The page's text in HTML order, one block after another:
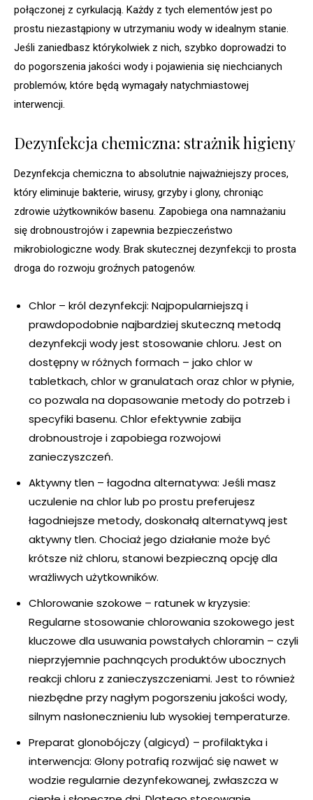
połączonej z cyrkulacją. Każdy z tych elementów jest po
prostu niezastąpiony w utrzymaniu wody w idealnym stanie.
Jeśli zaniedbasz którykolwiek z nich, szybko doprowadzi to
do pogorszenia jakości wody i pojawienia się niechcianych
problemów, które będą wymagały natychmiastowej
interwencji.
Dezynfekcja chemiczna: strażnik higieny
Dezynfekcja chemiczna to absolutnie najważniejszy proces,
który eliminuje bakterie, wirusy, grzyby i glony, chroniąc
zdrowie użytkowników basenu. Zapobiega ona namnażaniu
się drobnoustrojów i zapewnia bezpieczeństwo
mikrobiologiczne wody. Brak skutecznej dezynfekcji to prosta
droga do rozwoju groźnych patogenów.
Chlor – król dezynfekcji: Najpopularniejszą i
prawdopodobnie najbardziej skuteczną metodą
dezynfekcji wody jest stosowanie chloru. Jest on
dostępny w różnych formach – jako chlor w
tabletkach, chlor w granulatach oraz chlor w płynie,
co pozwala na dopasowanie metody do potrzeb i
specyfiki basenu. Chlor efektywnie zabija
drobnoustroje i zapobiega rozwojowi
zanieczyszczeń.
Aktywny tlen – łagodna alternatywa: Jeśli masz
uczulenie na chlor lub po prostu preferujesz
łagodniejsze metody, doskonałą alternatywą jest
aktywny tlen. Chociaż jego działanie może być
krótsze niż chloru, stanowi bezpieczną opcję dla
wrażliwych użytkowników.
Chlorowanie szokowe – ratunek w kryzysie:
Regularne stosowanie chlorowania szokowego jest
kluczowe dla usuwania powstałych chloramin – czyli
nieprzyjemnie pachnących produktów ubocznych
reakcji chloru z zanieczyszczeniami. Jest to również
niezbędne przy nagłym pogorszeniu jakości wody,
silnym nasłonecznieniu lub wysokiej temperaturze.
Preparat glonobójczy (algicyd) – profilaktyka i
interwencja: Glony potrafią rozwijać się nawet w
wodzie regularnie dezynfekowanej, zwłaszcza w